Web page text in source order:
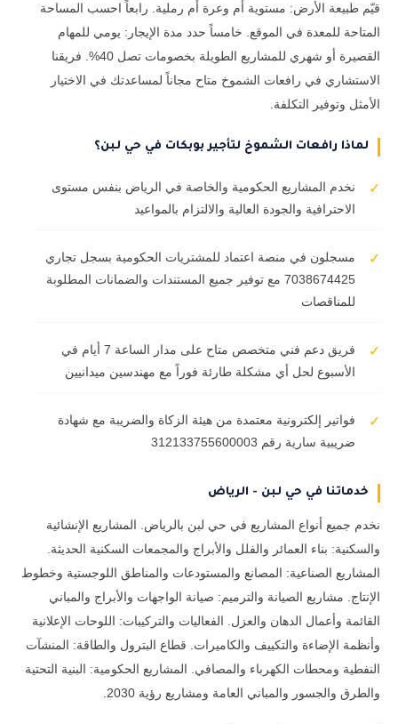
قيّم طبيعة الأرض: مستوية أم وعرة أم رملية. رابعاً احسب المساحة
المتاحة للمعدة في الموقع. خامساً حدد مدة الإيجار: يومي للمهام
القصيرة أو شهري للمشاريع الطويلة بخصومات تصل 40%. فريقنا
الاستشاري في رافعات الشموخ متاح مجاناً لمساعدتك في الاختيار
الأمثل وتوفير التكلفة.
لماذا رافعات الشموخ لتأجير بوبكات في حي لبن؟
✓
نخدم المشاريع الحكومية والخاصة في الرياض بنفس مستوى
الاحترافية والجودة العالية والالتزام بالمواعيد
✓
مسجلون في منصة اعتماد للمشتريات الحكومية بسجل تجاري
7038674425 مع توفير جميع المستندات والضمانات المطلوبة
للمناقصات
✓
فريق دعم فني متخصص متاح على مدار الساعة 7 أيام في
الأسبوع لحل أي مشكلة طارئة فوراً مع مهندسين ميدانيين
✓
فواتير إلكترونية معتمدة من هيئة الزكاة والضريبة مع شهادة
ضريبية سارية رقم 312133755600003
خدماتنا في حي لبن - الرياض
نخدم جميع أنواع المشاريع في حي لبن بالرياض. المشاريع الإنشائية
والسكنية: بناء العمائر والفلل والأبراج والمجمعات السكنية الحديثة.
المشاريع الصناعية: المصانع والمستودعات والمناطق اللوجستية وخطوط
الإنتاج. مشاريع الصيانة والترميم: صيانة الواجهات والأبراج والمباني
القائمة وأعمال الدهان والعزل. الفعاليات والتركيبات: اللوحات الإعلانية
وأنظمة الإضاءة والتكييف والكاميرات. قطاع البترول والطاقة: المنشآت
النفطية ومحطات الكهرباء والمصافي. المشاريع الحكومية: البنية التحتية
والطرق والجسور والمباني العامة ومشاريع رؤية 2030.